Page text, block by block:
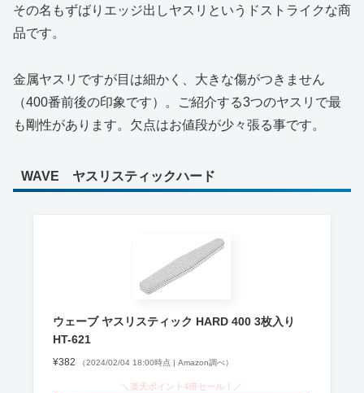
その名もずばりエッジ出しヤスリというドストライクな商
品です。
金属ヤスリですが目は細かく、大きな傷がつきません
（400番前後の印象です）。ご紹介する3つのヤスリで最
も剛性があります。欠点はお値段が少々張る事です。
WAVE ヤスリスティックハード
ウェーブ ヤスリスティック HARD 400 3枚入り
HT-621
¥382 （2024/02/04 18:00時点 | Amazon調べ）
＼楽天ポイント4倍セール！／